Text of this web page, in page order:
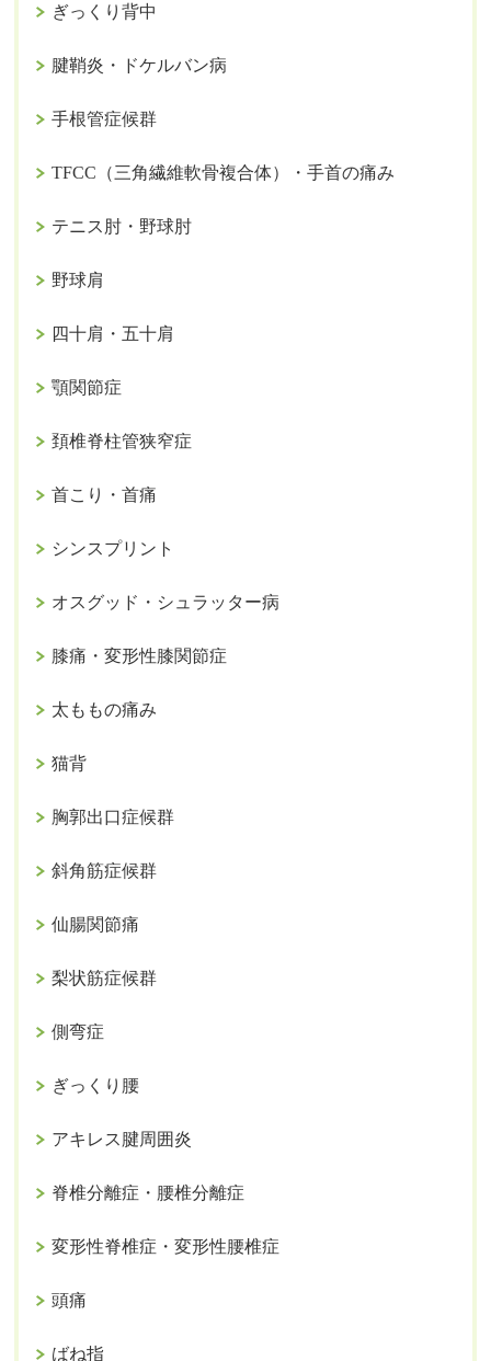
ぎっくり背中
腱鞘炎・ドケルバン病
手根管症候群
TFCC（三角繊維軟骨複合体）・手首の痛み
テニス肘・野球肘
野球肩
四十肩・五十肩
顎関節症
頚椎脊柱管狭窄症
首こり・首痛
シンスプリント
オスグッド・シュラッター病
膝痛・変形性膝関節症
太ももの痛み
猫背
胸郭出口症候群
斜角筋症候群
仙腸関節痛
梨状筋症候群
側弯症
ぎっくり腰
アキレス腱周囲炎
脊椎分離症・腰椎分離症
変形性脊椎症・変形性腰椎症
頭痛
ばね指